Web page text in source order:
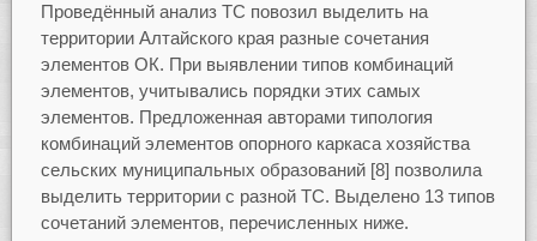
Проведённый анализ ТС повозил выделить на
территории Алтайского края разные сочетания
элементов ОК. При выявлении типов комбинаций
элементов, учитывались порядки этих самых
элементов. Предложенная авторами типология
комбинаций элементов опорного каркаса хозяйства
сельских муниципальных образований [8] позволила
выделить территории с разной ТС. Выделено 13 типов
сочетаний элементов, перечисленных ниже.